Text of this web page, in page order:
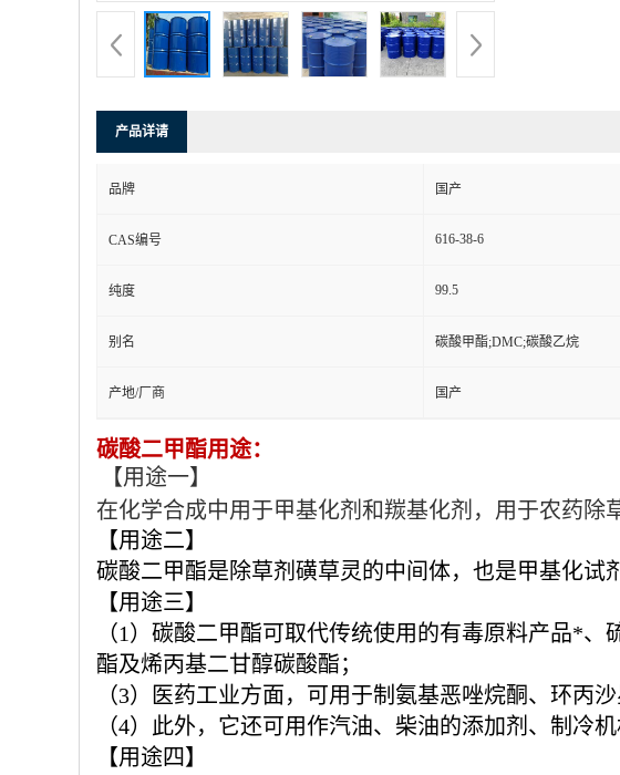
产品详请
品牌 国产
CAS编号 616-38-6
纯度 99.5
别名 碳酸甲酯;DMC;碳酸乙烷
产地/厂商 国产
碳酸二甲酯用途：
【用途一】
在化学合成中用于甲基化剂和羰基化剂，用于农药除
【用途二】
碳酸二甲酯是除草剂磺草灵的中间体，也是甲基化试
【用途三】
（1）碳酸二甲酯可取代传统使用的有毒原料产品*
酯及烯丙基二甘醇碳酸酯；
（3）医药工业方面，可用于制氨基恶唑烷酮、环丙
（4）此外，它还可用作汽油、柴油的添加剂、制冷机
【用途四】